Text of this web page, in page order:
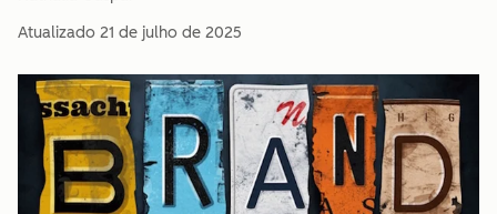
Atualizado 21 de julho de 2025